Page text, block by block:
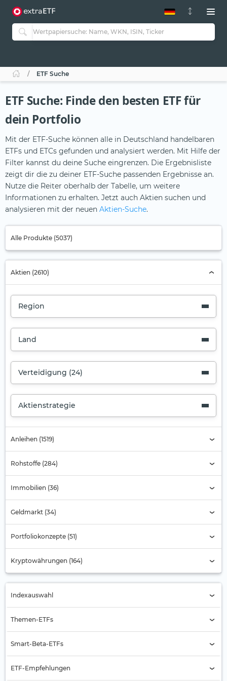
ETF-Guide 2.0
Guide Aktive ETFs
ETF-Sparpläne
ETF Suche
ETF Suche: Finde den besten ETF für
dein Portfolio
Mit der ETF-Suche können alle in Deutschland handelbaren
ETFs und ETCs gefunden und analysiert werden. Mit Hilfe der
Filter kannst du deine Suche eingrenzen. Die Ergebnisliste
zeigt dir die zu deiner ETF-Suche passenden Ergebnisse an.
Nutze die Reiter oberhalb der Tabelle, um weitere
Informationen zu erhalten. Jetzt auch Aktien suchen und
analysieren mit der neuen Aktien-Suche.
Alle Produkte (5037)
Aktien (2610)
Region
Land
Verteidigung (24)
Aktienstrategie
Anleihen (1519)
Rohstoffe (284)
Immobilien (36)
Geldmarkt (34)
Portfoliokonzepte (51)
Kryptowährungen (164)
Indexauswahl
Indexauswahl
Themen-ETFs
Automobilbranche
Banken
Smart-Beta-ETFs
ETF-Empfehlungen